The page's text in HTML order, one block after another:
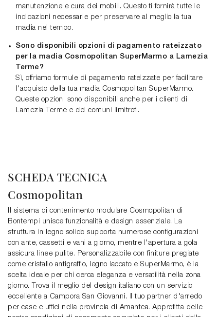
manutenzione e cura dei mobili. Questo ti fornirà tutte le
indicazioni necessarie per preservare al meglio la tua
madia nel tempo.
Sono disponibili opzioni di pagamento rateizzato
per la madia Cosmopolitan SuperMarmo a Lamezia
Terme?
Sì, offriamo formule di pagamento rateizzate per facilitare
l'acquisto della tua madia Cosmopolitan SuperMarmo.
Queste opzioni sono disponibili anche per i clienti di
Lamezia Terme e dei comuni limitrofi.
SCHEDA TECNICA
Cosmopolitan
Il sistema di contenimento modulare Cosmopolitan di
Bontempi unisce funzionalità e design essenziale. La
struttura in legno solido supporta numerose configurazioni
con ante, cassetti e vani a giorno, mentre l'apertura a gola
assicura linee pulite. Personalizzabile con finiture pregiate
come cristallo antigraffio, legno laccato e SuperMarmo, è la
scelta ideale per chi cerca eleganza e versatilità nella zona
giorno. Trova il meglio del design italiano con un servizio
eccellente a Campora San Giovanni. Il tuo partner d'arredo
per case e uffici nella provincia di Amantea. Approfitta delle